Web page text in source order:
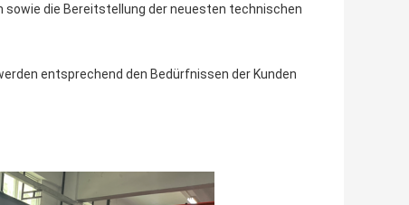
sowie die Bereitstellung der neuesten technischen
entsprechend den Bedürfnissen der Kunden